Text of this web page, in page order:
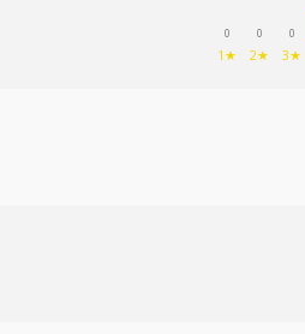
0
1★
0
2★
0
3★